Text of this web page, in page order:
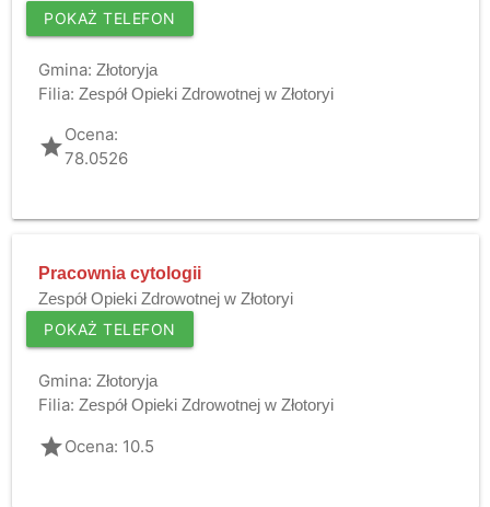
POKAŻ TELEFON
Gmina: Złotoryja
Filia: Zespół Opieki Zdrowotnej w Złotoryi
gradeOcena:
78.0526
Pracownia cytologii
Zespół Opieki Zdrowotnej w Złotoryi
POKAŻ TELEFON
Gmina: Złotoryja
Filia: Zespół Opieki Zdrowotnej w Złotoryi
gradeOcena: 10.5